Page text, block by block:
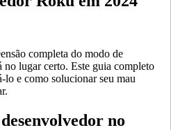
completa do modo de
lugar certo. Este guia completo
lo e como solucionar seu mau
no